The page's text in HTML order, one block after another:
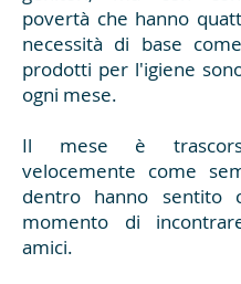
povertà che hanno
necessità di base
prodotti per l'igiene
ogni mese.
Il mese è
velocemente come
dentro hanno sentito
momento di
amici.